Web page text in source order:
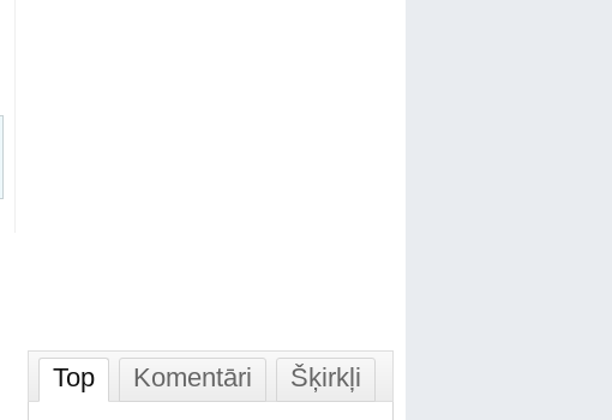
Top Komentāri Šķirkļi